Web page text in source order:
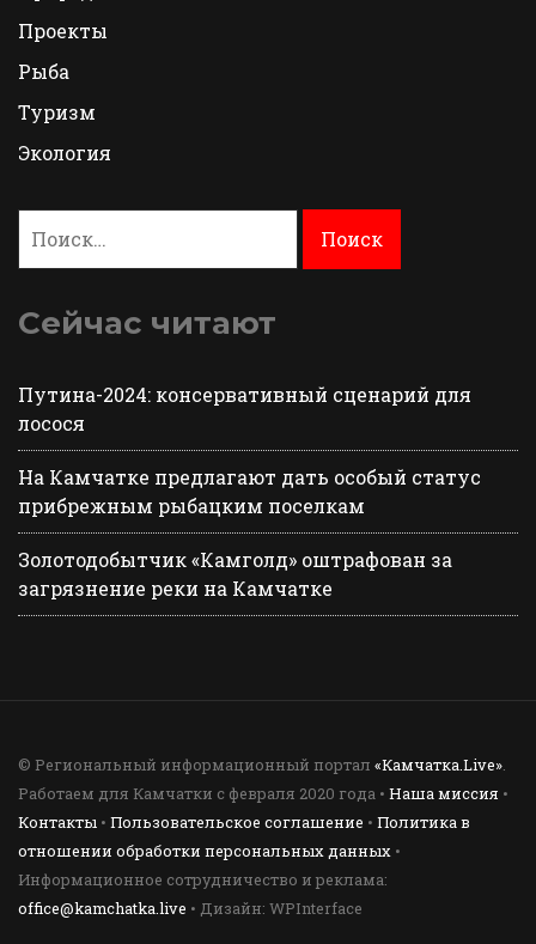
Проекты
Рыба
Туризм
Экология
Сейчас читают
Путина-2024: консервативный сценарий для
лосося
На Камчатке предлагают дать особый статус
прибрежным рыбацким поселкам
Золотодобытчик «Камголд» оштрафован за
загрязнение реки на Камчатке
© Региональный информационный портал «Камчатка.Live»
Работаем для Камчатки с февраля 2020 года • Наша миссия •
Контакты • Пользовательское соглашение • Политика в
отношении обработки персональных данных •
Информационное сотрудничество и реклама:
office@kamchatka.live • Дизайн: WPInterface